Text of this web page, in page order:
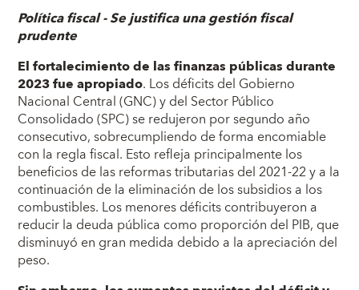
Política fiscal - Se justifica una gestión fiscal
prudente
El fortalecimiento de las finanzas públicas durante
2023 fue apropiado. Los déficits del Gobierno
Nacional Central (GNC) y del Sector Público
Consolidado (SPC) se redujeron por segundo año
consecutivo, sobrecumpliendo de forma encomiable
con la regla fiscal. Esto refleja principalmente los
beneficios de las reformas tributarias del 2021-22 y a la
continuación de la eliminación de los subsidios a los
combustibles. Los menores déficits contribuyeron a
reducir la deuda pública como proporción del PIB, que
disminuyó en gran medida debido a la apreciación del
peso.